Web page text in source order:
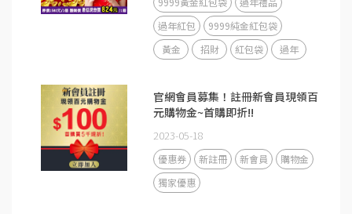
過年紅包
9999純金紅包袋
黃金
招財 紅包袋 過年
官網會員募集！註冊新會員現領百
元購物金~首購即折!!
2023-05-18
優惠券 新註冊 新會員
購物金
獨家優惠